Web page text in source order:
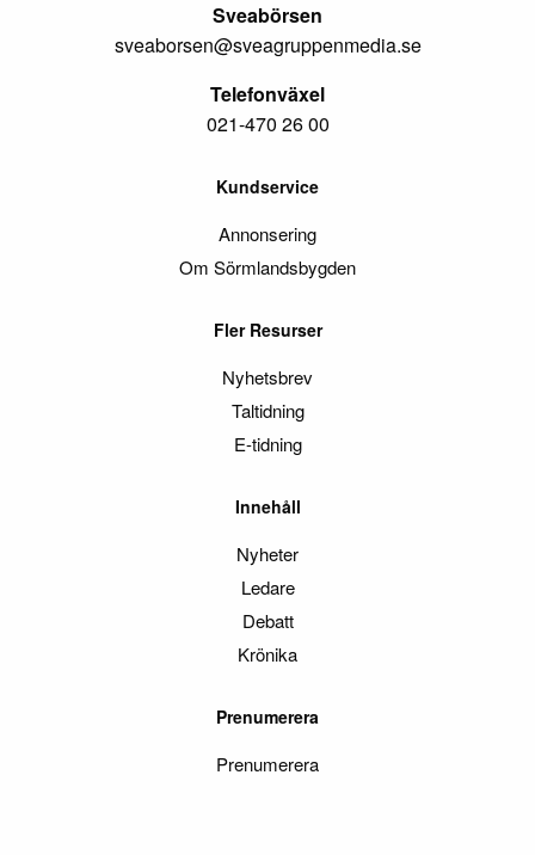
Sveabörsen
sveaborsen@sveagruppenmedia.se
Telefonväxel
021-470 26 00
Kundservice
Annonsering
Om Sörmlandsbygden
Fler Resurser
Nyhetsbrev
Taltidning
E-tidning
Innehåll
Nyheter
Ledare
Debatt
Krönika
Prenumerera
Prenumerera